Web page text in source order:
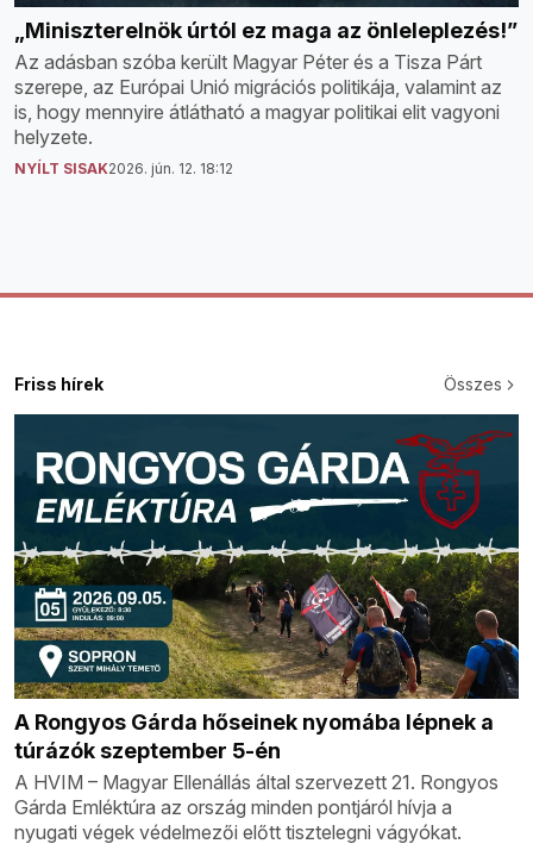
„Miniszterelnök úrtól ez maga az önleleplezés!”
Az adásban szóba került Magyar Péter és a Tisza Párt
szerepe, az Európai Unió migrációs politikája, valamint az
is, hogy mennyire átlátható a magyar politikai elit vagyoni
helyzete.
NYÍLT SISAK2026. jún. 12. 18:12
Friss hírek Összes
A Rongyos Gárda hőseinek nyomába lépnek a
túrázók szeptember 5-én
A HVIM – Magyar Ellenállás által szervezett 21. Rongyos
Gárda Emléktúra az ország minden pontjáról hívja a
nyugati végek védelmezői előtt tisztelegni vágyókat.